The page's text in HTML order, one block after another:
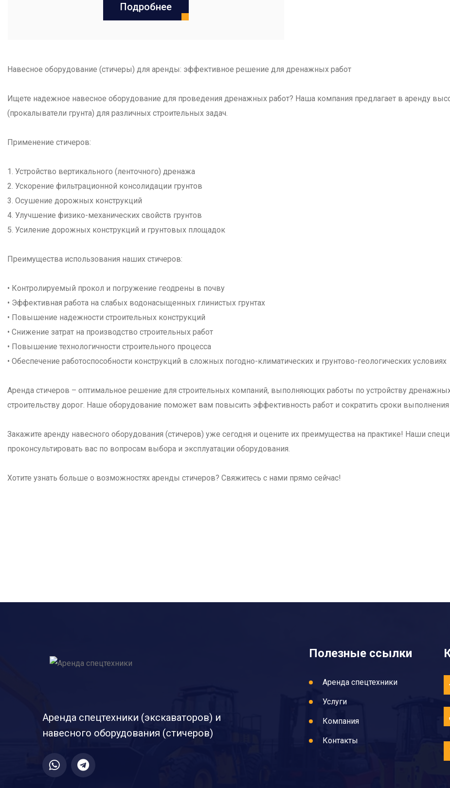
Подробнее
Навесное оборудование (стичеры) для аренды: эффективное решение для дренажных работ
Ищете надежное навесное оборудование для проведения дренажных работ? Наша компания предлагает в аренду
(прокалыватели грунта) для различных строительных задач.
Применение стичеров:
1. Устройство вертикального (ленточного) дренажа
2. Ускорение фильтрационной консолидации грунтов
3. Осушение дорожных конструкций
4. Улучшение физико-механических свойств грунтов
5. Усиление дорожных конструкций и грунтовых площадок
Преимущества использования наших стичеров:
• Контролируемый прокол и погружение геодрены в почву
• Эффективная работа на слабых водонасыщенных глинистых грунтах
• Повышение надежности строительных конструкций
• Снижение затрат на производство строительных работ
• Повышение технологичности строительного процесса
• Обеспечение работоспособности конструкций в сложных погодно-климатических и грунтово-геологических условиях
Аренда стичеров – оптимальное решение для строительных компаний, выполняющих работы по устройству
строительству дорог. Наше оборудование поможет вам повысить эффективность работ и сократить сроки выполнения
Закажите аренду навесного оборудования (стичеров) уже сегодня и оцените их преимущества на практике! Наши
проконсультировать вас по вопросам выбора и эксплуатации оборудования.
Хотите узнать больше о возможностях аренды стичеров? Свяжитесь с нами прямо сейчас!
Аренда спецтехники (экскаваторов) и
навесного оборудования (стичеров)
Полезные ссылки
Аренда спецтехники
Услуги
Компания
Контакты